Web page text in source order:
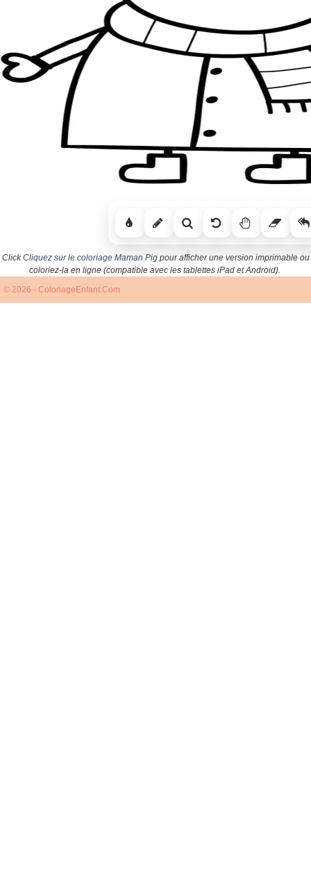
ClickCliquez sur le coloriage Maman Pigpour afficher une version imprimable ou
coloriez-la en ligne (compatible avec les tablettes iPad et Android).
© 2026 - ColoriageEnfant.Com